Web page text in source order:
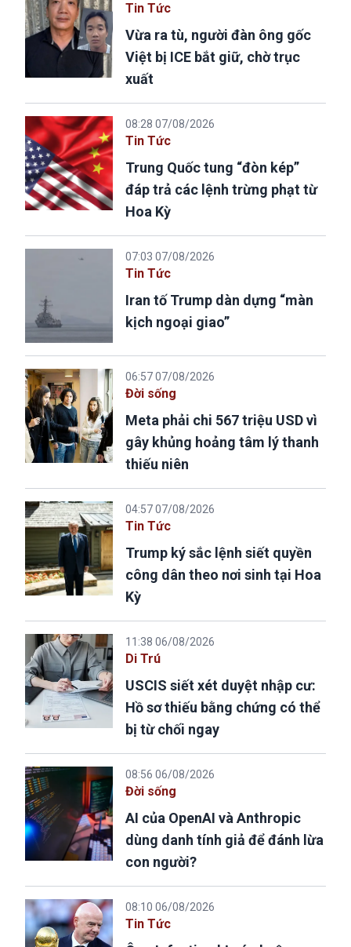
Tin Tức
Vừa ra tù, người đàn ông gốc
Việt bị ICE bắt giữ, chờ trục
xuất
08:28 07/08/2026
Tin Tức
Trung Quốc tung “đòn kép”
đáp trả các lệnh trừng phạt từ
Hoa Kỳ
07:03 07/08/2026
Tin Tức
Iran tố Trump dàn dựng “màn
kịch ngoại giao”
06:57 07/08/2026
Đời sống
Meta phải chi 567 triệu USD vì
gây khủng hoảng tâm lý thanh
thiếu niên
04:57 07/08/2026
Tin Tức
Trump ký sắc lệnh siết quyền
công dân theo nơi sinh tại Hoa
Kỳ
11:38 06/08/2026
Di Trú
USCIS siết xét duyệt nhập cư:
Hồ sơ thiếu bằng chứng có thể
bị từ chối ngay
08:56 06/08/2026
Đời sống
AI của OpenAI và Anthropic
dùng danh tính giả để đánh lừa
con người?
08:10 06/08/2026
Tin Tức